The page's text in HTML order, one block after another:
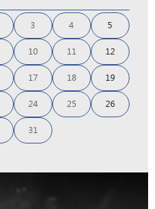
3 4 5
10 11 12
17 18 19
24 25 26
31